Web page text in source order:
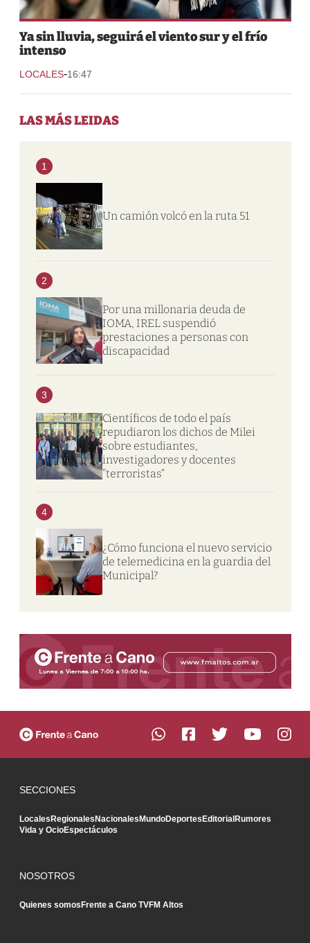
Ya sin lluvia, seguirá el viento sur y el frío
intenso
LOCALES-16:47
LAS MÁS LEIDAS
1
Un camión volcó en la ruta 51
2
Por una millonaria deuda de
IOMA, IREL suspendió
prestaciones a personas con
discapacidad
3
Científicos de todo el país
repudiaron los dichos de Milei
sobre estudiantes,
investigadores y docentes
“terroristas”
4
¿Cómo funciona el nuevo servicio
de telemedicina en la guardia del
Municipal?
SECCIONES
LocalesRegionalesNacionalesMundoDeportesEditorialRumores
Vida y OcioEspectáculos
NOSOTROS
Quienes somosFrente a Cano TVFM Altos